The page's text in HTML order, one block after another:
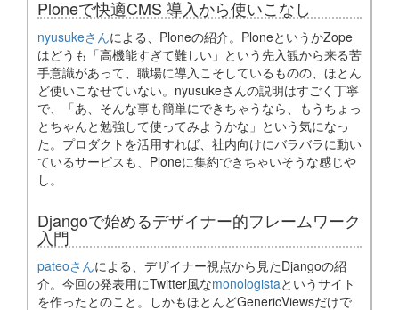
Ploneで快適CMS 導入から使いこなし
nyusukeさんによる、Ploneの紹介。PloneというかZope
はどうも「高機能すぎて難しい」という先入観から来る苦
手意識があって、職場に導入こそしているものの、ほとん
ど使いこなせていない。nyusukeさんの説明はすごく丁寧
で、「あ、そんな事も簡単にできちゃうなら、もうちょっ
とちゃんと勉強して使ってみようかな」という気になっ
た。プロダクトを活用すれば、社内向けにバラバラに動い
ているサービスも、Ploneに集約できちゃいそうな感じや
し。
Djangoで始めるデザイナー的フレームワーク
入門
pateoさんによる、デザイナー視点から見たDjangoの紹
介。今回の発表用にTwitter風なmonologistaというサイト
を作ったとのこと。しかもほとんどGenericViewsだけで